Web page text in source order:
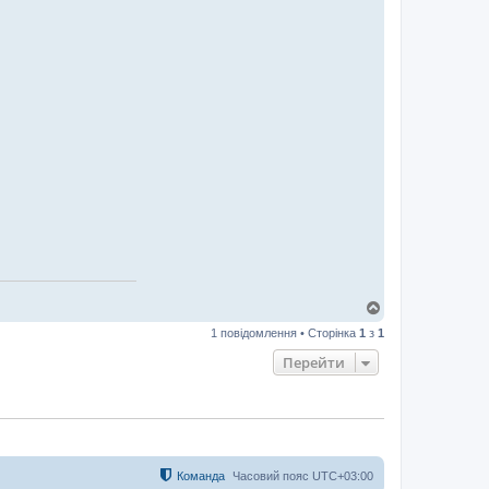
г
1 повідомлення • Сторінка 1 з 1
Перейти
Часовий пояс UTC+03:00
Команда